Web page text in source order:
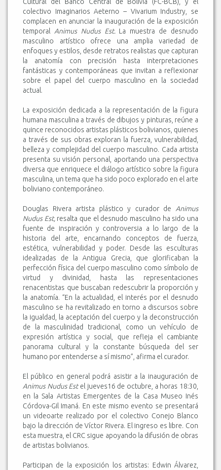
colectivo Imaginarios Aeterno – Vivarium Industry, se
complacen en anunciar la inauguración de la exposición
temporal Animus Nudus Est.La muestra de desnudo
masculino artístico ofrece una amplia variedad de
enfoques y estilos, desde retratos realistas que capturan
la anatomía con precisión hasta interpretaciones
fantásticas y contemporáneas que invitan a reflexionar
sobre el papel del cuerpo masculino en la sociedad
actual.
La exposición dedicada a la representación de la figura
humana masculina a través de dibujos y pinturas, reúne a
quince reconocidos artistas plásticos bolivianos, quienes
a través de sus obras exploran la fuerza, vulnerabilidad,
belleza y complejidad del cuerpo masculino. Cada artista
presenta su visión personal, aportando una perspectiva
diversa que enriquece el diálogo artístico sobre la figura
masculina, un tema que ha sido poco explorado en el arte
boliviano contemporáneo.
Douglas Rivera artista plástico y curador de Animus
Nudus Est,resalta que el desnudo masculino ha sido una
fuente de inspiración y controversia a lo largo de la
historia del arte, encarnando conceptos de fuerza,
estética, vulnerabilidad y poder. Desde las esculturas
idealizadas de la Antigua Grecia, que glorificaban la
perfección física del cuerpo masculino como símbolo de
virtud y divinidad, hasta las representaciones
renacentistas que buscaban redescubrir la proporción y
la anatomía. “En la actualidad, el interés por el desnudo
masculino se ha revitalizado en torno a discursos sobre
la igualdad, la aceptación del cuerpo y la deconstrucción
de la masculinidad tradicional, como un vehículo de
expresión artística y social, que refleja el cambiante
panorama cultural y la constante búsqueda del ser
humano por entenderse a sí mismo”, afirma el curador.
El público en general podrá asistir a la inauguración de
Animus Nudus Estel jueves16 de octubre, a horas 18:30,
en la Sala Artistas Emergentes de la Casa Museo Inés
Córdova-Gil Imaná. En este mismo evento se presentará
un videoarte realizado por el colectivo Conejo Blanco
bajo la dirección de Víctor Rivera. El ingreso es libre. Con
esta muestra, el CRC sigue apoyando la difusión de obras
de artistas bolivianos.
Participan de la exposición los artistas: Edwin Álvarez,